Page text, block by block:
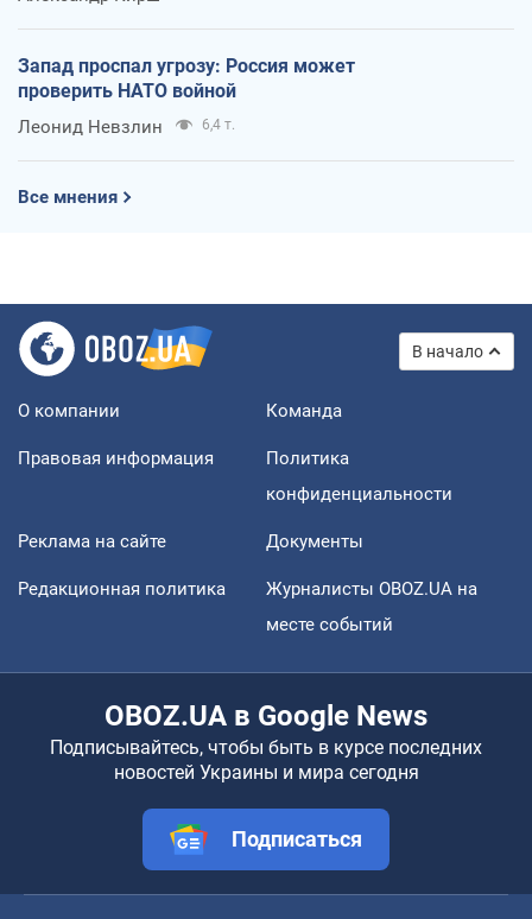
Запад проспал угрозу: Россия может
проверить НАТО войной
Леонид Невзлин 6,4 т.
Все мнения
В начало
О компании Команда
Правовая информация
Политика
конфиденциальности
Реклама на сайте Документы
Редакционная политика
Журналисты OBOZ.UA на
месте событий
OBOZ.UA в Google News
Подписывайтесь, чтобы быть в курсе последних
новостей Украины и мира сегодня
Подписаться